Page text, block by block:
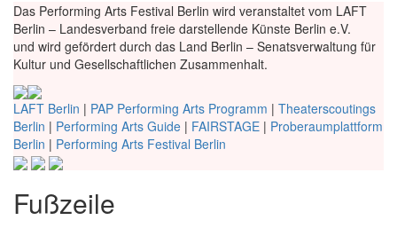
Das Performing Arts Festival Berlin wird veranstaltet vom LAFT
Berlin – Landesverband freie darstellende Künste Berlin e.V.
und wird gefördert durch das Land Berlin – Senatsverwaltung für
Kultur und Gesellschaftlichen Zusammenhalt.
LAFT Berlin | PAP Performing Arts Programm | Theaterscoutings
Berlin | Performing Arts Guide | FAIRSTAGE | Proberaumplattform
Berlin | Performing Arts Festival Berlin
Fußzeile